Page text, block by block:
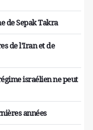
de Sepak Takra
de l'Iran et de
israélien ne peut
années